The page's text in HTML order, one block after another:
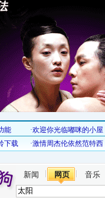
新闻 网页 音乐